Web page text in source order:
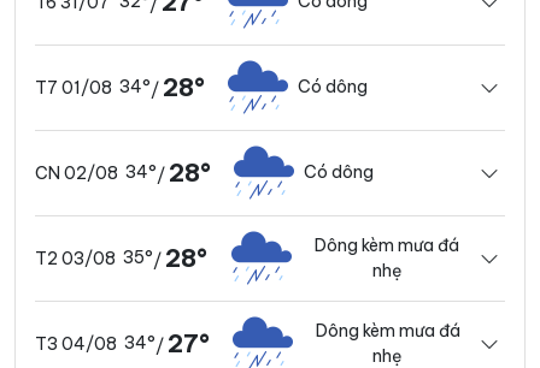
/
T7 01/08 34°/ 28° Có dông
CN 02/08 34°/ 28° Có dông
T2 03/08 35°/ 28°
Dông kèm mưa đá
nhẹ
T3 04/08 34°/ 27°
Dông kèm mưa đá
nhẹ